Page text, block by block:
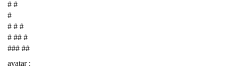
# #
#
# # #
# ## #
### ##
avatar :